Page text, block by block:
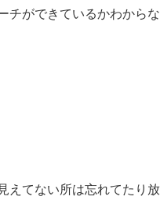
チができているかわから
えてない所は忘れてたり